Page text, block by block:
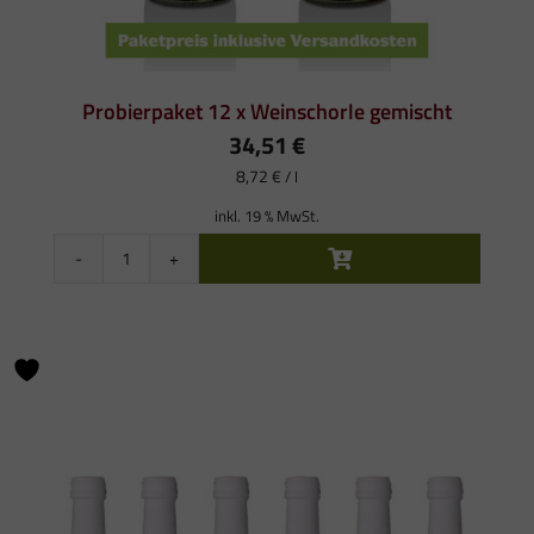
Probierpaket 12 x Weinschorle gemischt
34,51€
8,72€ / l
inkl. 19 % MwSt.
Probierpaket